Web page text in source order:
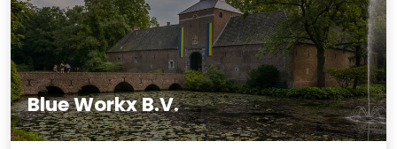
Blue Workx B.V.